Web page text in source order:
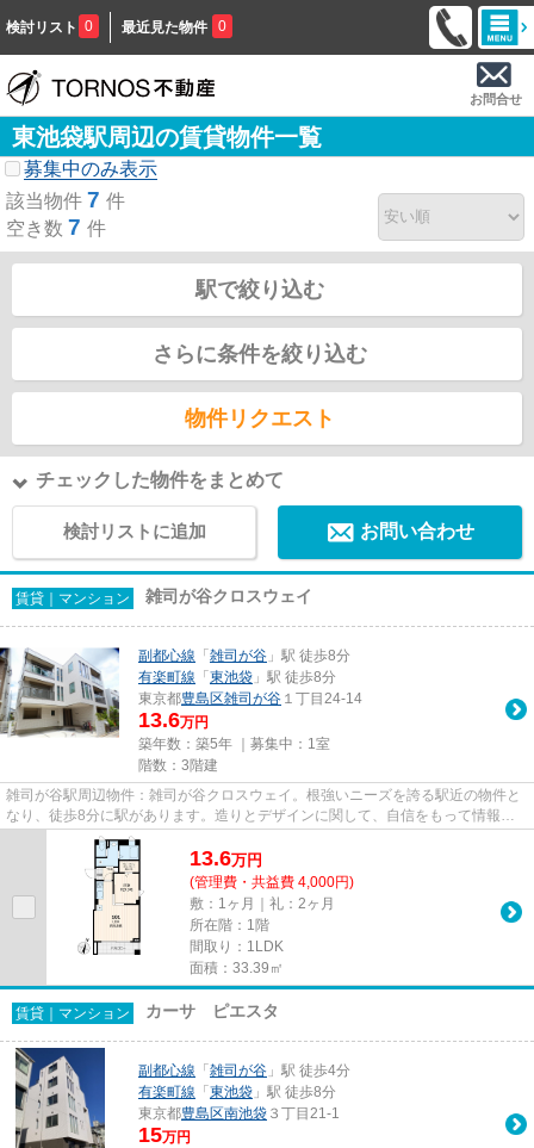
検討リスト 0 最近見た物件 0
お問合せ
東池袋駅周辺の賃貸物件一覧
募集中のみ表示
該当物件 7 件
空き数 7 件
駅で絞り込む
さらに条件を絞り込む
物件リクエスト
チェックした物件をまとめて
検討リストに追加 お問い合わせ
賃貸｜マンション 雑司が谷クロスウェイ
副都心線 「 雑司が谷 」駅 徒歩8分
有楽町線 「 東池袋 」駅 徒歩8分
東京都豊島区雑司が谷 １丁目24-14
13.6万円
築年数：築5年 ｜募集中： 1室
階数：3階建
雑司が谷駅周辺物件：雑司が谷クロスウェイ。根強いニーズを誇る駅近の物件と
なり、徒歩8分に駅があります。造りとデザインに関して、自信をもって情報を
提供できるマンションです。外...
13.6万円
(管理費・共益費 4,000円)
敷：1ヶ月｜礼：2ヶ月
所在階：1階
間取り：1LDK
面積：33.39㎡
賃貸｜マンション カーサ ピエスタ
副都心線 「 雑司が谷 」駅 徒歩4分
有楽町線 「 東池袋 」駅 徒歩8分
東京都豊島区南池袋 ３丁目21-1
15万円